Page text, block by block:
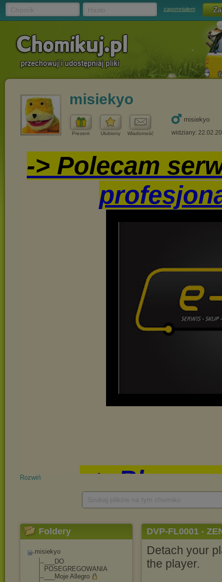
zapomniałem
misiekyo
Prezent Ulubiony Wiadomość
misiekyo
widziany:
Rozwiń
Foldery
misiekyo
___DO
POSEGREGOWANIA
___Moje Allegro
DVP-FL0001 -
Detach your
the player.